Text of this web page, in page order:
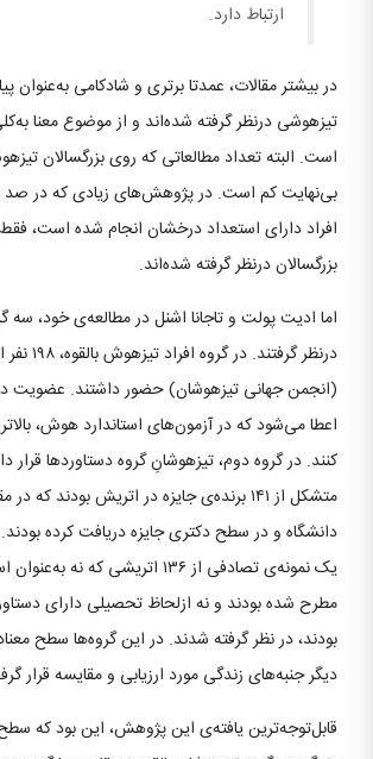
ارتباط دارد.
در بیشتر مقالات، عمدتا برتری و شادکامی به‌عنوان
تیزهوشی درنظر گرفته شده‌اند و از موضوع معنا
است. البته تعداد مطالعاتی که روی بزرگسالان
بی‌نهایت کم است. در پژوهش‌های زیادی که در صد
بزرگسالان درنظر گرفته شده‌اند.
اما ادیت پولت و تاجانا اشنل در مطالعه‌ی خود، سه
درنظر
(انجمن جهانی تیزهوشان) حضور داشتند. عضویت
اعطا می‌شود که در آزمون‌های استاندارد هوش،
کنند. در گروه دوم، تیزهوشانِ گروه دستاوردها قرار
متشکل از ۱۴۱ برنده‌ی جایزه‌ در اتریش بودند که
دانشگاه و در سطح دکتری جایزه دریافت کرده بودند.
یک نمونه‌ی تصادفی از ۱۳۶ اتریشی که
مطرح شده بودند و نه ازلحاظ تحصیلی دارای
بودند، در نظر گرفته شدند. در این گروه‌ها سطح
دیگر جنبه‌های زندگی مورد ارزیابی و مقایسه قرار
قابل‌توجه‌ترین یافته‌ی این پژوهش، این بود که